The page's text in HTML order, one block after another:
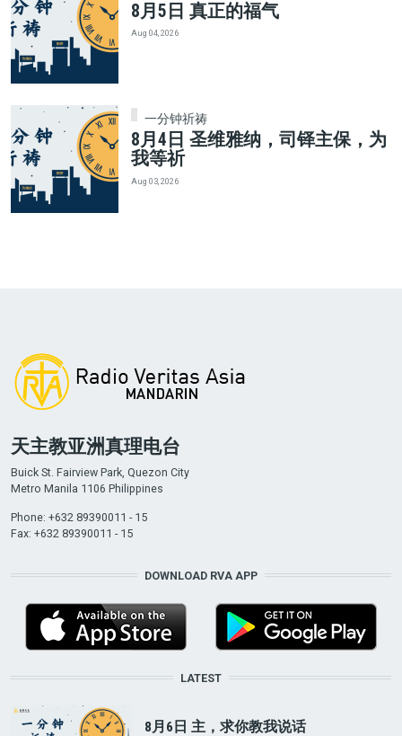
8月5日 真正的福气
Aug 04, 2026
一分钟祈祷
8月4日 圣维雅纳，司铎主保，为
我等祈
Aug 03, 2026
天主教亚洲真理电台
Buick St. Fairview Park, Quezon City
Metro Manila 1106 Philippines
Phone: +632 89390011 - 15
Fax: +632 89390011 - 15
DOWNLOAD RVA APP
LATEST
8月6日 主，求你教我说话